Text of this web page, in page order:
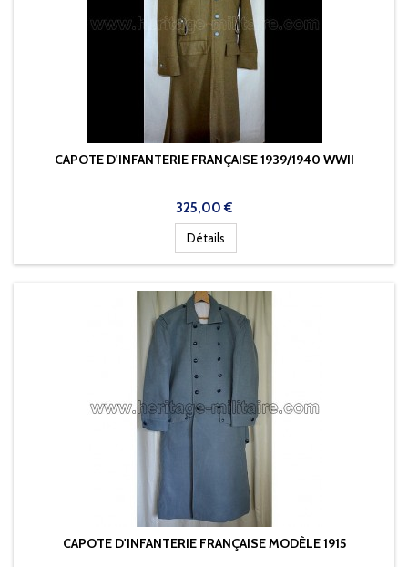
CAPOTE D'INFANTERIE FRANÇAISE 1939/1940 WWII
Prix
325,00 €
Détails
CAPOTE D'INFANTERIE FRANÇAISE MODÈLE 1915